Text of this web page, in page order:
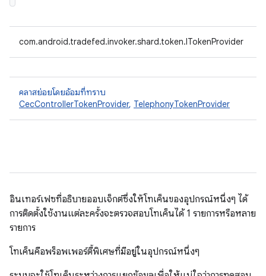
com.android.tradefed.invoker.shard.token.ITokenProvider
คลาสย่อยโดยอ้อมที่ทราบ
CecControllerTokenProvider, TelephonyTokenProvider
อินเทอร์เฟซที่อธิบายออบเจ็กต์ซึ่งให้โทเค็นของอุปกรณ์หนึ่งๆ ได้
การติดตั้งใช้งานแต่ละครั้งจะตรวจสอบโทเค็นได้ 1 รายการหรือหลาย
รายการ
โทเค็นคือพร็อพเพอร์ตี้พิเศษที่มีอยู่ในอุปกรณ์หนึ่งๆ